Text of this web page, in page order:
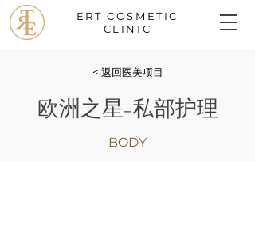
ERTCOSMETIC
CLINIC
< 返回医美项目
欧洲之星−私部护理
BODY